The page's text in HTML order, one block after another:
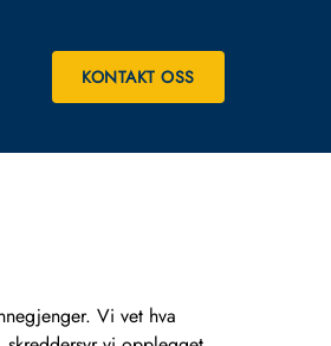
KONTAKT OSS
Vi vet hva